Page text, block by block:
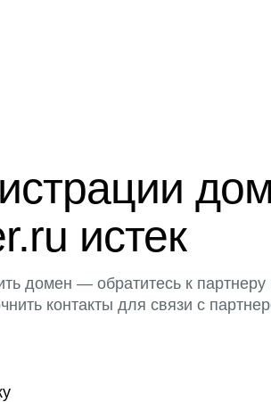
истек
домен — обратитесь к
контакты для связи с